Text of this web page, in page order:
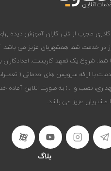
کادری مجرب از فنی کاران آموزش دیده
در خدمت شما همشهریان عزیز می باشد.
شما. شروع یک تعهد کاریست. امدادکاران
با ارائه سرویس های خدماتی (
نصب و ...) به صورت انلاین آماده
مشتریان عزیز می باشد.
بلاگ